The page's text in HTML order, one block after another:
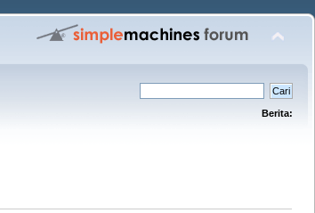
Berita: